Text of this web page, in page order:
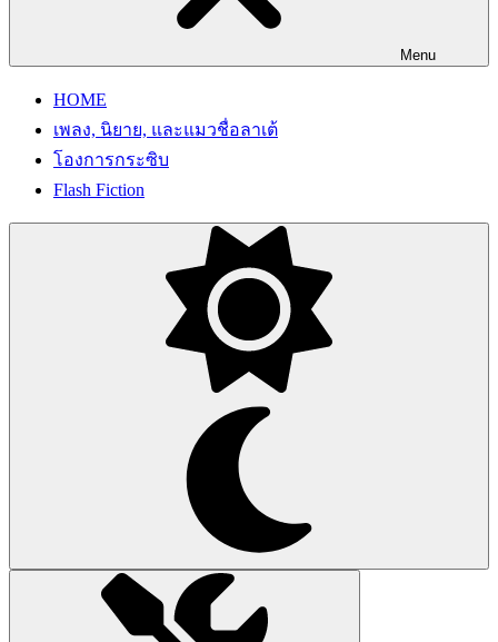
Menu
HOME
เพลง, นิยาย, และแมวชื่อลาเต้
โองการกระซิบ
Flash Fiction